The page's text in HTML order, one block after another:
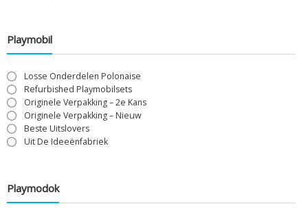
Playmobil
Losse Onderdelen Polonaise
Refurbished Playmobilsets
Originele Verpakking – 2e Kans
Originele Verpakking – Nieuw
Beste Uitslovers
Uit De Ideeënfabriek
Playmodok